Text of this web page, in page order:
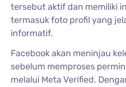
tersebut aktif dan memiliki
termasuk foto profil yang
informatif.
Facebook akan meninjau
sebelum memproses
melalui Meta Verified.